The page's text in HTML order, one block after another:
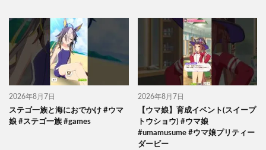
2026年8月7日
ステゴ一族と海におでかけ #ウマ
娘 #ステゴ一族 #games
2026年8月7日
【ウマ娘】育成イベント(スイープ
トウショウ) #ウマ娘
#umamusume #ウマ娘プリティー
ダービー